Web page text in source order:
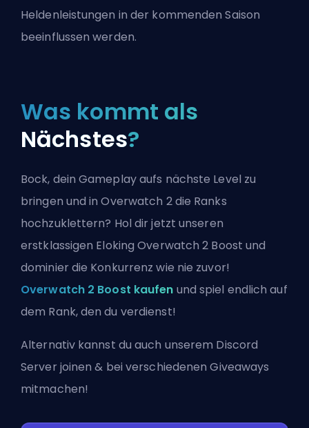
Heldenleistungen in der kommenden Saison
beeinflussen werden.
Was kommt als
Nächstes?
Bock, dein Gameplay aufs nächste Level zu
bringen und in Overwatch 2 die Ranks
hochzuklettern? Hol dir jetzt unseren
erstklassigen Eloking Overwatch 2 Boost und
dominier die Konkurrenz wie nie zuvor!
Overwatch 2 Boost kaufen und spiel endlich auf
dem Rank, den du verdienst!
Alternativ kannst du auch unserem Discord
Server joinen & bei verschiedenen Giveaways
mitmachen!